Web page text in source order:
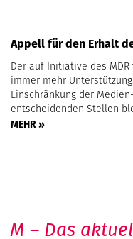
Appell für den Erhalt
Der auf Initiative des
immer mehr
Einschränkung der
entscheidenden Stellen
MEHR »
M – Das